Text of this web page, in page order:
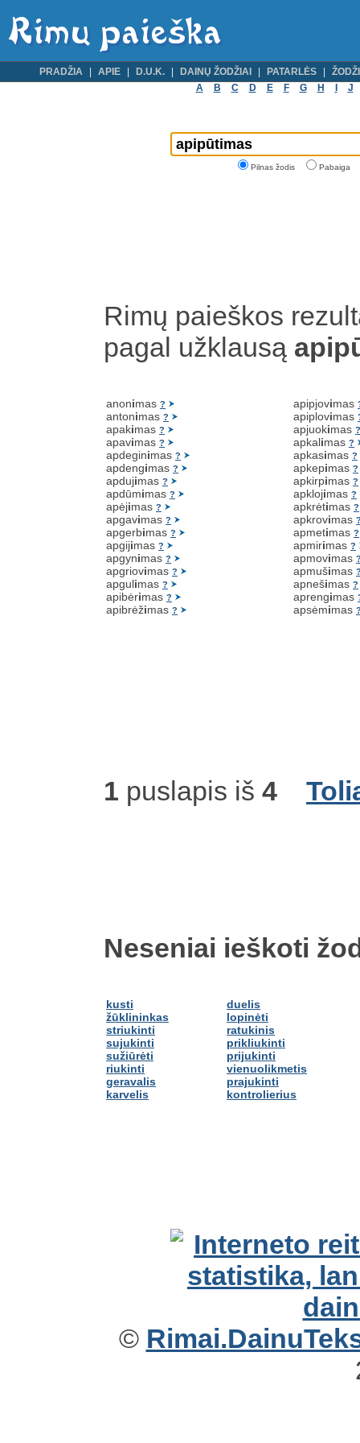
PRADŽIA APIE D.U.K. DAINŲ ŽODŽIAI PATARLĖS
A
B C D E F G H J
Pilnas žodis Pabaiga
Rimų paieškos
pagal užklausą
anonimas ?
antonimas ?
apakimas ?
apavimas ?
apdeginimas ?
apdengimas ?
apdujimas ?
apdūmimas ?
apėjimas ?
apgavimas ?
apgerbimas ?
apgijimas ?
apgynimas ?
apgriovimas ?
apgulimas ?
apibėrimas ?
apibrėžimas ?
apipjovimas
apiplovimas
apjuokimas ?
apkalimas ?
apkasimas ?
apkepimas ?
apkirpimas ?
apklojimas ?
apkrėtimas ?
apkrovimas
apmetimas ?
apmirimas ?
apmovimas
apmušimas
apnešimas ?
aprengimas
apsėmimas
1 puslapis iš 4
Neseniai ieškoti
kusti
žūklininkas
striukinti
sujukinti
sužiūrėti
riukinti
geravalis
karvelis
duelis
lopinėti
ratukinis
prikliukinti
prijukinti
vienuolikmetis
prajukinti
kontrolierius
©